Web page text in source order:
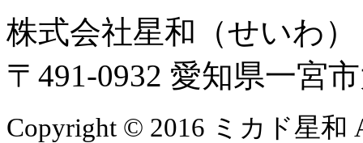
株式会社星和（せいわ
〒491-0932 愛知県一宮
Copyright © 2016 ミカド星和